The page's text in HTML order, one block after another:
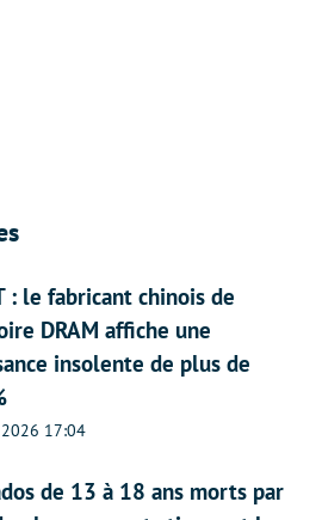
: le fabricant chinois de
DRAM affiche une
insolente de plus de
17:04
de 13 à 18 ans morts par